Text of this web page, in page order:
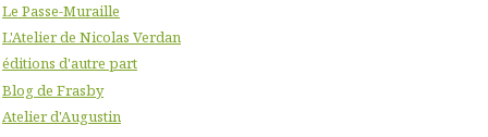
Le Passe-Muraille
L'Atelier de Nicolas Verdan
éditions d'autre part
Blog de Frasby
Atelier d'Augustin